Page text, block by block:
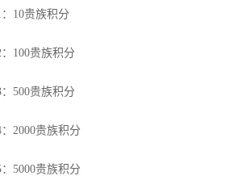
贵族积分
贵族积分
贵族积分
贵族积分
贵族积分